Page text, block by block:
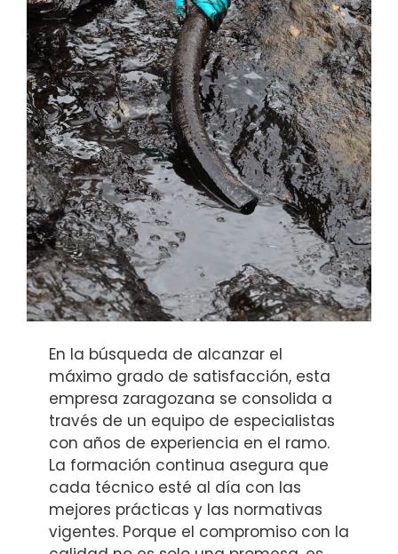
En la búsqueda de alcanzar el
máximo grado de satisfacción, esta
empresa zaragozana se consolida a
través de un equipo de especialistas
con años de experiencia en el ramo.
La formación continua asegura que
cada técnico esté al día con las
mejores prácticas y las normativas
vigentes. Porque el compromiso con la